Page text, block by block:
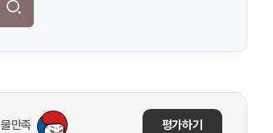
불만족 평가하기